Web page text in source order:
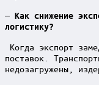
— Как снижение
логистику?
Когда экспорт
поставок.
недозагружены,